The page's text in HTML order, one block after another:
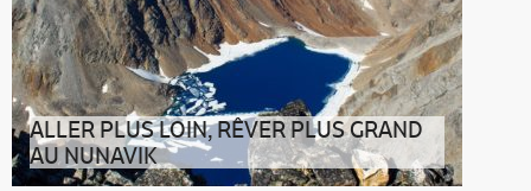
ALLER PLUS LOIN, RÊVER PLUS GRAND
AU NUNAVIK